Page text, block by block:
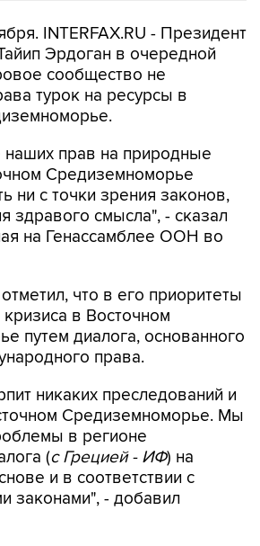
INTERFAX.RU - Президент
Эрдоган в очередной
сообщество не
турок на ресурсы в
наших прав на природные
Средиземноморье
ни с точки зрения законов,
здравого смысла", - сказал
на Генассамблее ООН во
что в его приоритеты
в Восточном
путем диалога, основанного
права.
никаких преследований и
Средиземноморье. Мы
в регионе
(с Грецией - ИФ) на
и в соответствии с
законами", - добавил